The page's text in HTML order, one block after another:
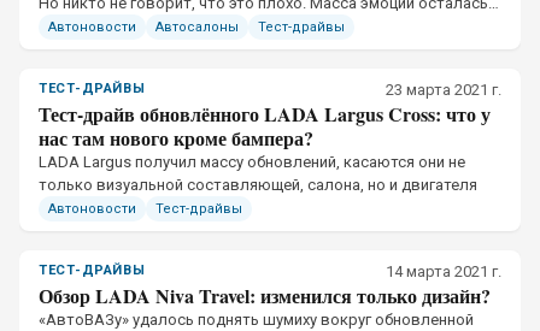
после этого автомобиля
Автоновости Автосалоны Тест-драйвы
ТЕСТ-ДРАЙВЫ 23 марта 2021 г.
Тест-драйв обновлённого LADA Largus Cross: что у
нас там нового кроме бампера?
​LADA Largus получил массу обновлений, касаются они не
только визуальной составляющей, салона, но и двигателя
Автоновости Тест-драйвы
ТЕСТ-ДРАЙВЫ 14 марта 2021 г.
Обзор LADA Niva Travel: изменился только дизайн?
​«АвтоВАЗу» удалось поднять шумиху вокруг обновленной